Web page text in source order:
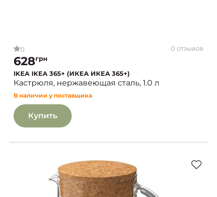
0 0 отзывов
628грн
IKEA IKEA 365+ (ИКЕА ИКЕА 365+)
Кастрюля, нержавеющая сталь, 1.0 л
В наличии у поставщика
Купить